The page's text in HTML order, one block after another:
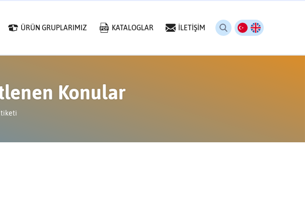
ÜRÜN GRUPLARIMIZ KATALOGLAR İLETİŞİM
Konular